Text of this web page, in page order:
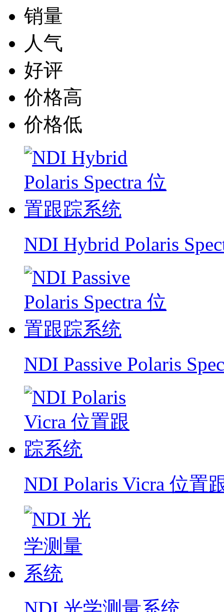
销量
人气
好评
价格高
价格低
NDI Hybrid Polaris
NDI Passive Polaris
NDI Polaris Vicra 位置